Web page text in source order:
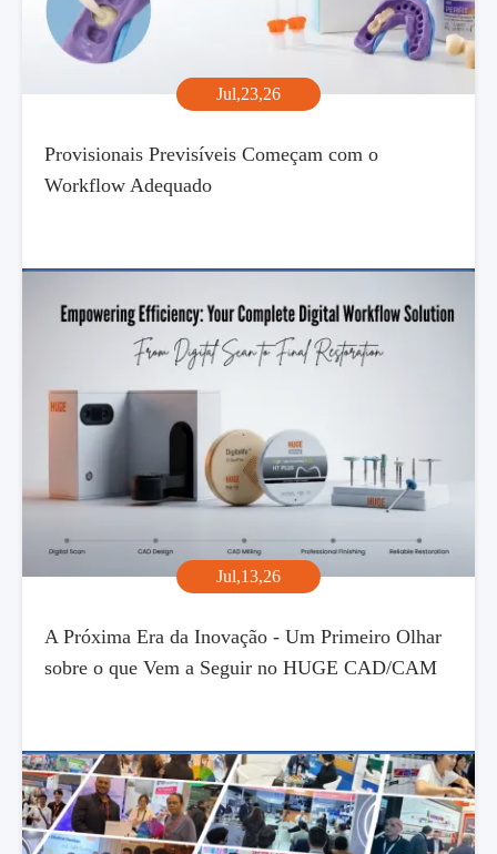
Jul,23,26
Provisionais Previsíveis Começam com o
Workflow Adequado
Jul,13,26
A Próxima Era da Inovação - Um Primeiro Olhar
sobre o que Vem a Seguir no HUGE CAD/CAM